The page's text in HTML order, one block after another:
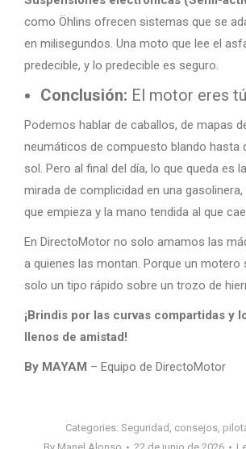
como Öhlins ofrecen sistemas que se
en milisegundos. Una moto que lee el
predecible, y lo predecible es seguro.
Conclusión: El motor eres tú
Podemos hablar de caballos, de mapas
neumáticos de compuesto blando hasta
sol. Pero al final del día, lo que queda es
mirada de complicidad en una
que empieza y la mano tendida al que
En DirectoMotor no solo amamos las
a quienes las montan. Porque un motero
solo un tipo rápido sobre un trozo de
¡Brindis por las curvas compartidas y
llenos de amistad!
By MAYAM – Equipo de DirectoMotor
Categories: Seguridad, consejos,